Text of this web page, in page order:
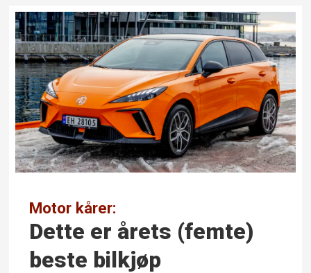
Motor kårer:
Dette er årets (femte)
beste bilkjøp